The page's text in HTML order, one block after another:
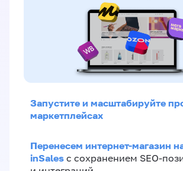
Запустите и масштабируйте
маркетплейсах
Перенесем интернет-магазин
inSales с сохранением SEO-